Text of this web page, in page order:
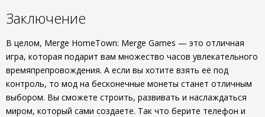
Заключение
В целом, Merge HomeTown: Merge Games — это отличная
игра, которая подарит вам множество часов увлекательного
времяпрепровождения. А если вы хотите взять её под
контроль, то мод на бесконечные монеты станет отличным
выбором. Вы сможете строить, развивать и наслаждаться
миром, который сами создаете. Так что берите телефон и